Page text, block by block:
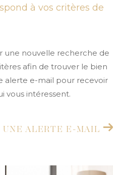
à vos critères de
une nouvelle recherche de
afin de trouver le bien
alerte e-mail pour recevoir
vous intéressent.
UNE ALERTE E-MAIL